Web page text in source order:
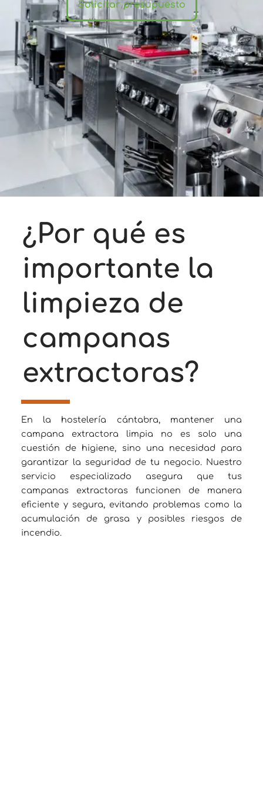
Solicitar presupuesto
¿Por qué es
importante la
limpieza de
campanas
extractoras?
En la hostelería cántabra, mantener una
campana extractora limpia no es solo una
cuestión de higiene, sino una necesidad para
garantizar la seguridad de tu negocio. Nuestro
servicio especializado asegura que tus
campanas extractoras funcionen de manera
eficiente y segura, evitando problemas como la
acumulación de grasa y posibles riesgos de
incendio.